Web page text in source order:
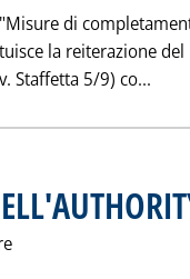
di
la reiterazione del
Staffetta 5/9) co...